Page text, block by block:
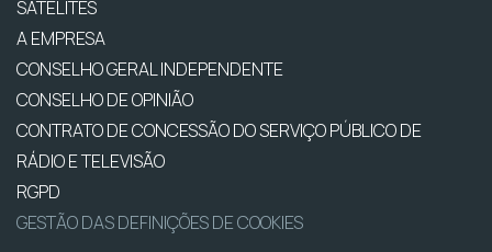
SATÉLITES
A EMPRESA
CONSELHO GERAL INDEPENDENTE
CONSELHO DE OPINIÃO
CONTRATO DE CONCESSÃO DO SERVIÇO PÚBLICO DE
RÁDIO E TELEVISÃO
RGPD
GESTÃO DAS DEFINIÇÕES DE COOKIES